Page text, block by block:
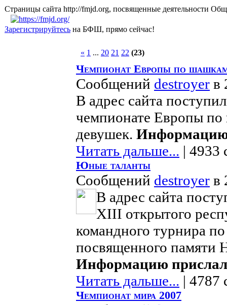
Страницы сайта http://fmjd.org, посвященные
Зарегистрируйтесь на БФШ, прямо сейчас!
« 1 ... 20 21 22 (23)
Чемпионат Европы по
Сообщений destroyer в
В адрес сайта
чемпионате Европы
девушек. Информацию
Читать дальше... | 4933
Юные таланты
Сообщений destroyer в
В адрес сайта
ХIII открытого
командного турнира
посвященного памяти
Информацию
Читать дальше... | 4787
Чемпионат мира 2007